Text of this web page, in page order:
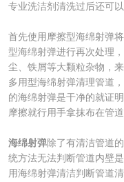
专业洗洁剂清洗过后还可以
首先使用摩擦型海绵射弹
型海绵射弹进行再次处理
尘、铁屑等大颗粒杂物，
多用型海绵射弹清理管道
的海绵射弹是干净的就证
摩擦就行用手拿抹布在管
海绵射弹除了有清洁管道
统方法无法判断管道内壁
用海绵射弹清洁判断管道